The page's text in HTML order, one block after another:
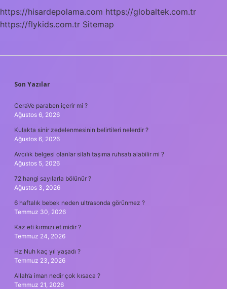
https://hisardepolama.com https://globaltek.com.tr
https://flykids.com.tr Sitemap
SIDEBAR
Son Yazılar
CeraVe paraben içerir mi ?
Ağustos 6, 2026
Kulakta sinir zedelenmesinin belirtileri nelerdir ?
Ağustos 6, 2026
Avcılık belgesi olanlar silah taşıma ruhsatı alabilir mi ?
Ağustos 5, 2026
72 hangi sayılarla bölünür ?
Ağustos 3, 2026
6 haftalık bebek neden ultrasonda görünmez ?
Temmuz 30, 2026
Kaz eti kırmızı et midir ?
Temmuz 24, 2026
Hz Nuh kaç yıl yaşadı ?
Temmuz 23, 2026
Allah’a iman nedir çok kısaca ?
Temmuz 21, 2026